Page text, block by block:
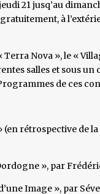
21 jusq’au
à
Terra Nova », le «
salles et sous
de ces
rétrospective de
», par
Image », par